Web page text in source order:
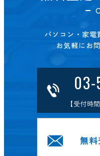
パソコン・家電
お気軽にお
【受付時
無